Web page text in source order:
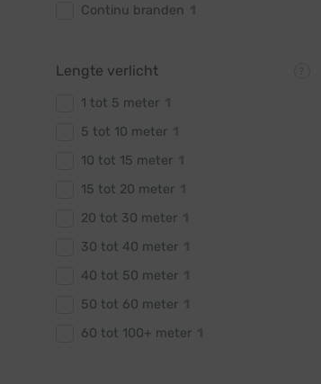
Continu branden
Lengte verlicht
1 tot 5 meter
5 tot 10 meter
10 tot 15 meter
15 tot 20 meter
20 tot 30 meter
30 tot 40 meter
40 tot 50 meter
50 tot 60 meter
60 tot 100+ meter